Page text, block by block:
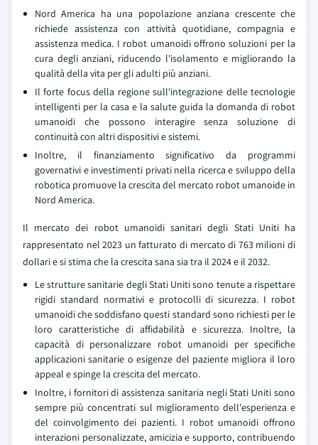
Nord America ha una popolazione anziana crescente che
richiede assistenza con attività quotidiane, compagnia e
assistenza medica. I robot umanoidi offrono soluzioni per la
cura degli anziani, riducendo l'isolamento e migliorando la
qualità della vita per gli adulti più anziani.
Il forte focus della regione sull'integrazione delle tecnologie
intelligenti per la casa e la salute guida la domanda di robot
umanoidi che possono interagire senza soluzione di
continuità con altri dispositivi e sistemi.
Inoltre, il finanziamento significativo da programmi
governativi e investimenti privati nella ricerca e sviluppo della
robotica promuove la crescita del mercato robot umanoide in
Nord America.
Il mercato dei robot umanoidi sanitari degli Stati Uniti ha
rappresentato nel 2023 un fatturato di mercato di 763 milioni di
dollari e si stima che la crescita sana sia tra il 2024 e il 2032.
Le strutture sanitarie degli Stati Uniti sono tenute a rispettare
rigidi standard normativi e protocolli di sicurezza. I robot
umanoidi che soddisfano questi standard sono richiesti per le
loro caratteristiche di affidabilità e sicurezza. Inoltre, la
capacità di personalizzare robot umanoidi per specifiche
applicazioni sanitarie o esigenze del paziente migliora il loro
appeal e spinge la crescita del mercato.
Inoltre, i fornitori di assistenza sanitaria negli Stati Uniti sono
sempre più concentrati sul miglioramento dell'esperienza e
del coinvolgimento dei pazienti. I robot umanoidi offrono
interazioni personalizzate, amicizia e supporto, contribuendo